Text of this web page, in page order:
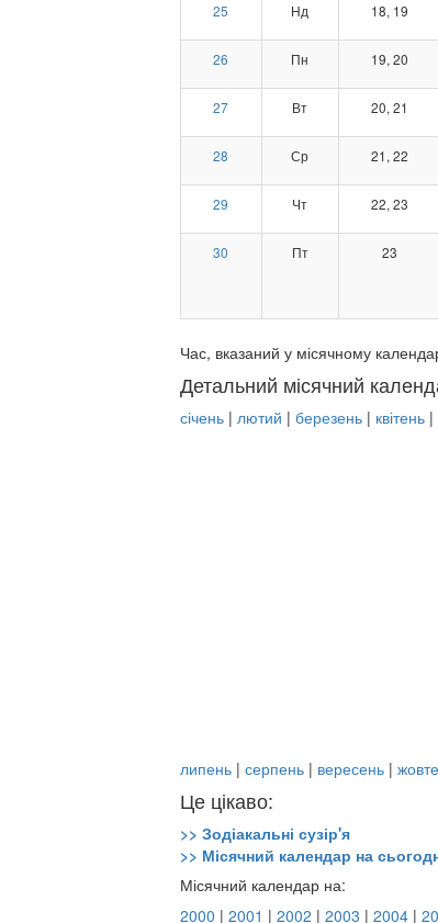
25 Нд 18, 19
26 Пн 19, 20
27 Вт 20, 21
28 Ср 21, 22
29 Чт 22, 23
30 Пт 23
Час, вказаний у місячному
Детальний місячний
січень| лютий | березень| квітень|
липень| серпень| вересень|
Це цікаво:
>> Зодіакальні сузір'я
>> Місячний календар на
Місячний календар на:
2000 | 2001 | 2002 | 2003 | 2004|